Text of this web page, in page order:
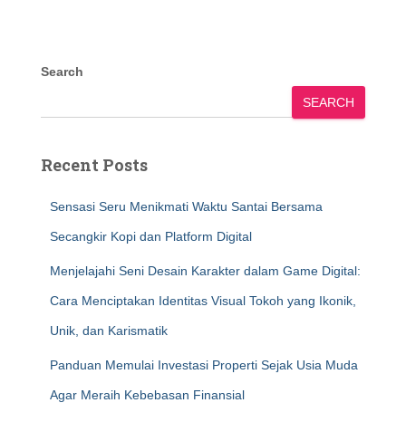
Search
SEARCH
Recent Posts
Sensasi Seru Menikmati Waktu Santai Bersama
Secangkir Kopi dan Platform Digital
Menjelajahi Seni Desain Karakter dalam Game Digital:
Cara Menciptakan Identitas Visual Tokoh yang Ikonik,
Unik, dan Karismatik
Panduan Memulai Investasi Properti Sejak Usia Muda
Agar Meraih Kebebasan Finansial